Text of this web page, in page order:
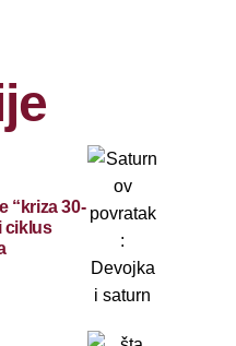
“kriza 30-
ciklus